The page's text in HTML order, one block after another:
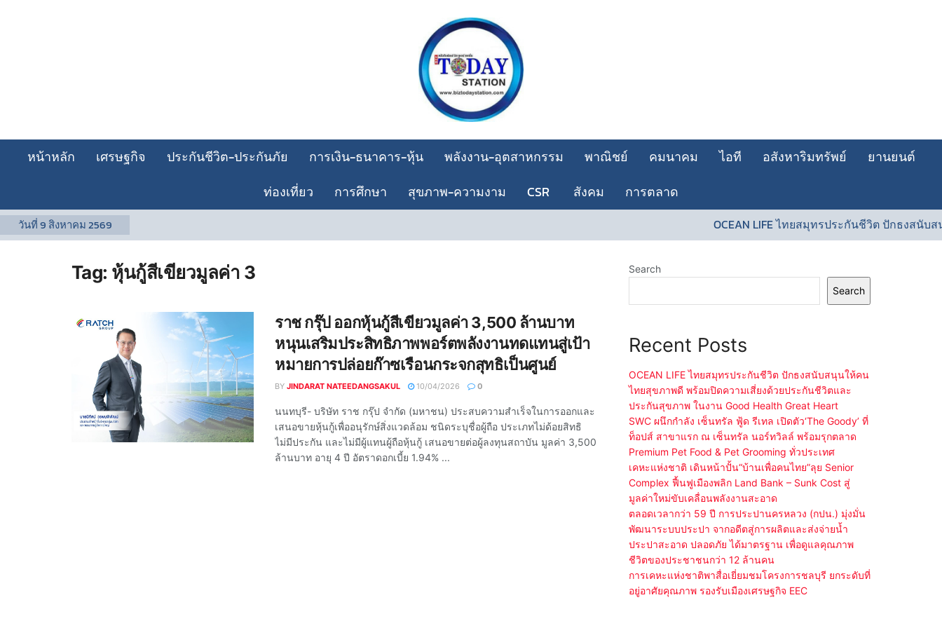
หน้าหลัก เศรษฐกิจ ประกันชีวิต-ประกันภัย การเงิน-ธนาคาร-หุ้น พลังงาน-อุตสาหกรรม พาณิชย์ คมนาคม ไอที อสังหาริมทรัพย์
ยานยนต์
ท่องเที่ยว
การศึกษา สุขภาพ-ความงาม CSR สังคม การตลาด
วันที่9 สิงหาคม 2569 OCEAN LIFE ไทยสมุทรประกันชีวิต ปักธงสนับ
Tag: หุ้นกู้สีเขียวมูลค่า 3
ราช กรุ๊ป ออกหุ้นกู้สีเขียวมูลค่า 3,500 ล้านบาท
หนุนเสริมประสิทธิภาพพอร์ตพลังงานทดแทนสู่เป้า
หมายการปล่อยก๊าซเรือนกระจกสุทธิเป็นศูนย์
BY JINDARAT NATEEDANGSAKUL 10/04/2026 0
นนทบุรี- บริษัท ราช กรุ๊ป จำกัด (มหาชน) ประสบความสำเร็จในการออกและ
เสนอขายหุ้นกู้เพื่ออนุรักษ์สิ่งแวดล้อม ชนิดระบุชื่อผู้ถือ ประเภทไม่ด้อยสิทธิ
ไม่มีประกัน และไม่มีผู้แทนผู้ถือหุ้นกู้ เสนอขายต่อผู้ลงทุนสถาบัน มูลค่า 3,500
ล้านบาท อายุ 4 ปี อัตราดอกเบี้ย 1.94% ...
Search
Search
Recent Posts
OCEAN LIFE ไทยสมุทรประกันชีวิต ปักธงสนับสนุนให้คน
ไทยสุขภาพดี พร้อมปิดความเสี่ยงด้วยประกันชีวิตและ
ประกันสุขภาพ ในงาน Good Health Great Heart
SWC ผนึกกำลัง เซ็นทรัล ฟู้ด รีเทล เปิดตัว‘The Goody’ ที่
ท็อปส์ สาขาแรก ณ เซ็นทรัล นอร์ทวิลล์ พร้อมรุกตลาด
Premium Pet Food & Pet Grooming ทั่วประเทศ
เคหะแห่งชาติ เดินหน้าปั้น“บ้านเพื่อคนไทย”ลุย Senior
Complex ฟื้นฟูเมืองพลิก Land Bank – Sunk Cost สู่
มูลค่าใหม่ขับเคลื่อนพลังงานสะอาด
ตลอดเวลากว่า 59 ปี การประปานครหลวง (กปน.) มุ่งมั่น
พัฒนาระบบประปา จากอดีตสู่การผลิตและส่งจ่ายน้ำ
ประปาสะอาด ปลอดภัย ได้มาตรฐาน เพื่อดูแลคุณภาพ
ชีวิตของประชาชนกว่า 12 ล้านคน
การเคหะแห่งชาติพาสื่อเยี่ยมชมโครงการชลบุรี ยกระดับที่
อยู่อาศัยคุณภาพ รองรับเมืองเศรษฐกิจ EEC